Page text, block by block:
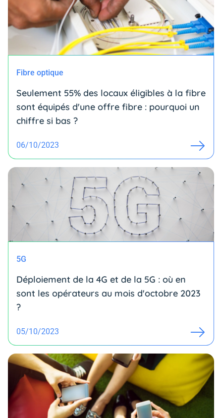
Fibre optique
Seulement 55% des locaux éligibles à la fibre
sont équipés d'une offre fibre : pourquoi un
chiffre si bas ?
06/10/2023
5G
Déploiement de la 4G et de la 5G : où en
sont les opérateurs au mois d'octobre 2023
?
05/10/2023